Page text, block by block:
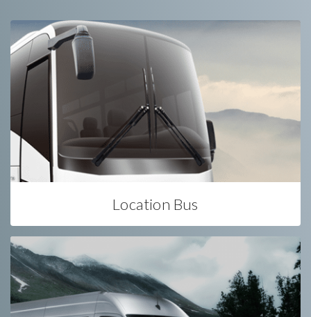
Location Bus